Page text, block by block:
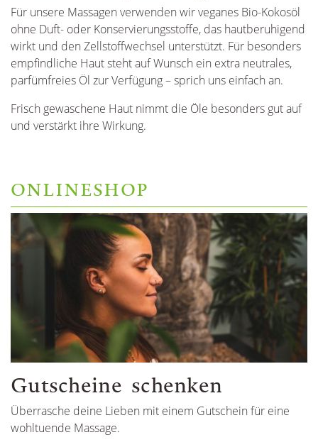
Für unsere Massagen verwenden wir veganes Bio-Kokosöl
ohne Duft- oder Konservierungsstoffe, das hautberuhigend
wirkt und den Zellstoffwechsel unterstützt. Für besonders
empfindliche Haut steht auf Wunsch ein extra neutrales,
parfümfreies Öl zur Verfügung – sprich uns einfach an.
Frisch gewaschene Haut nimmt die Öle besonders gut auf
und verstärkt ihre Wirkung.
ONLINESHOP
Gutscheine schenken
Überrasche deine Lieben mit einem Gutschein für eine
wohltuende Massage.